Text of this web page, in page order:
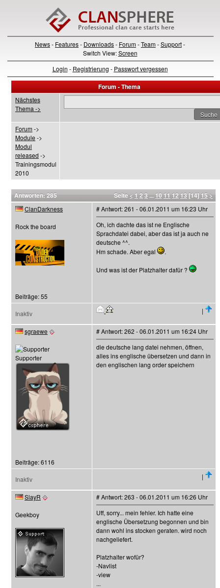
News- Features- Downloads- Forum-Team-Support-
Switch View:Screen
Login - Registrierung - Passwort vergessen
Forum - Thema
Nächstes
Thema ->
Forum->
Module ->
Modul
released ->
Trainingsmodul
2010
Antworten: 285 Seite < 1 23 ...10 11 1213 [14] 15 >
ClanDarkness
Rock the board
Beiträge: 55
# Antwort: 261 - 06.01.2011 um 16:23 Uhr
Oh, ich dachte das ist ne Englische
Sprachdatei dabei, aber das ist ja auch ne
deutsche ^^.
Hm schade. Aber egal
.
Und was ist der Platzhalter dafür ?
Inaktiv |
sgraewe
Supporter
Beiträge: 6116
# Antwort: 262 - 06.01.2011 um 16:24 Uhr
die deutsche lang datei nehmen, öffnen,
alles ins englische übersetzen und dann in
den englischen lang order speichern
Inaktiv |
SlayR
Geekboy
# Antwort: 263 - 06.01.2011 um 16:26 Uhr
Uff, sorry... mein fehler. Ich hatte eine
englische Übersetzung begonnen und bin
dann wohl ins stocken geraten. wird noch
nachgeliefert.
Platzhalter wofür?
-Navlist
-view
...